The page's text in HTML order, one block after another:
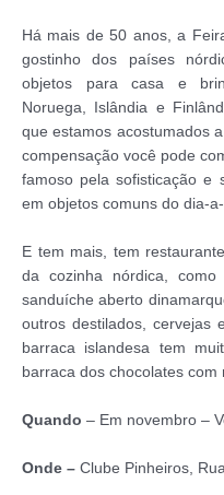
Há mais de 50 anos, a
gostinho dos países
objetos para casa e
Noruega, Islândia e
que estamos acostumados
compensação você pode
famoso pela sofisticação e
em objetos comuns do dia-
E tem mais, tem
da cozinha nórdica,
sanduíche aberto
outros destilados, cervejas
barraca islandesa tem
barraca dos chocolates com
Quando – Em novembro –
Onde – Clube Pinheiros,